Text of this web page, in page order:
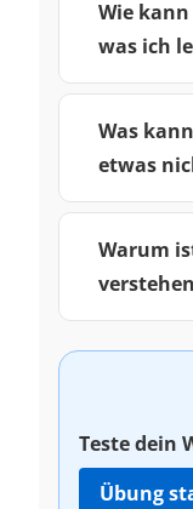
Wie
was ich
Was
etwas
Warum
Teste dein
Übung